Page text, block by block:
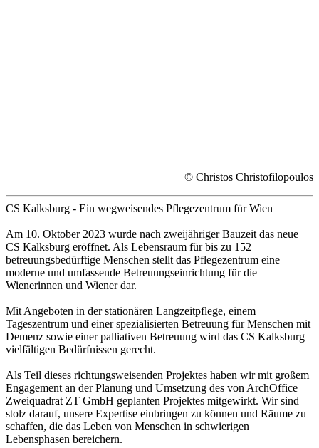
© Christos Christofilopoulos
CS Kalksburg - Ein wegweisendes Pflegezentrum für Wien
Am 10. Oktober 2023 wurde nach zweijähriger Bauzeit das neue
CS Kalksburg eröffnet. Als Lebensraum für bis zu 152
betreuungsbedürftige Menschen stellt das Pflegezentrum eine
moderne und umfassende Betreuungseinrichtung für die
Wienerinnen und Wiener dar.
Mit Angeboten in der stationären Langzeitpflege, einem
Tageszentrum und einer spezialisierten Betreuung für Menschen mit
Demenz sowie einer palliativen Betreuung wird das CS Kalksburg
vielfältigen Bedürfnissen gerecht.
Als Teil dieses richtungsweisenden Projektes haben wir mit großem
Engagement an der Planung und Umsetzung des von ArchOffice
Zweiquadrat ZT GmbH geplanten Projektes mitgewirkt. Wir sind
stolz darauf, unsere Expertise einbringen zu können und Räume zu
schaffen, die das Leben von Menschen in schwierigen
Lebensphasen bereichern.